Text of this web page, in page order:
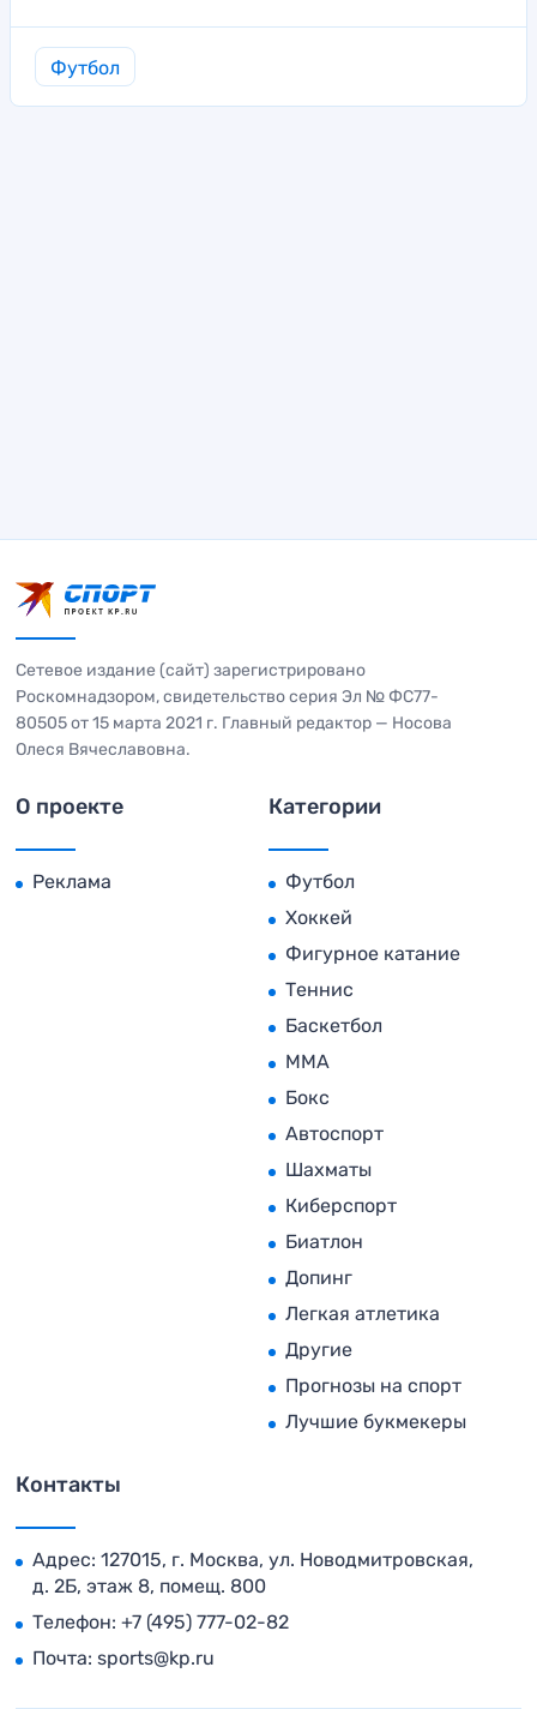
Футбол
Сетевое издание (сайт) зарегистрировано
Роскомнадзором, свидетельство серия Эл № ФС77-
80505 от 15 марта 2021 г. Главный редактор — Носова
Олеся Вячеславовна.
О проекте
Реклама
Категории
Футбол
Хоккей
Фигурное катание
Теннис
Баскетбол
MMA
Бокс
Автоспорт
Шахматы
Киберспорт
Биатлон
Допинг
Легкая атлетика
Другие
Прогнозы на спорт
Лучшие букмекеры
Контакты
Адрес: 127015, г. Москва, ул. Новодмитровская,
д. 2Б, этаж 8, помещ. 800
Телефон: +7 (495) 777-02-82
Почта: sports@kp.ru